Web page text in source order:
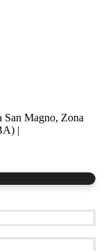
Magno, Zona
|